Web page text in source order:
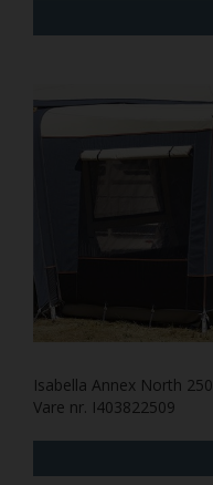
Isabella Annex North 250
Vare nr. I403822509